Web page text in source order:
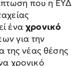
που η ΕΥΔ
ένα χρονικό
για την
της νέας θέσης
χρονικό